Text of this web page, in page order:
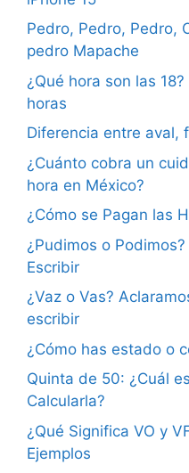
Pedro, Pedro, Pedro,
pedro Mapache
¿Qué hora son las
horas
Diferencia entre aval,
¿Cuánto cobra un
hora en México?
¿Cómo se Pagan las
¿Pudimos o
Escribir
¿Vaz o Vas?
escribir
¿Cómo has estado o
Quinta de 50: ¿Cuál
Calcularla?
¿Qué Significa VO y
Ejemplos